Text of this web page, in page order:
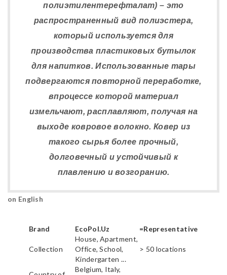
полиэтилентерефталат) – это
распространенный вид полиэстера,
который используется для
производства пластиковых бутылок
для напитков. Использованные тары
подвергаются повторной переработке,
впроцессе которой материал
измельчают, расплавляют, получая на
выходе ковровое волокно. Ковер из
такого сырья более прочный,
долговечный и устойчивый к
плавлению и возгоранию.
on English
Brand EcoPol.Uz =Representative
Collection
House, Apartment,
Office, School,
Kindergarten ...
> 50 locations
Belgium, Italy,